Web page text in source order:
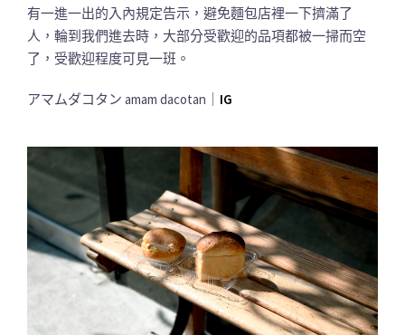
有一進一出的入內規定告示，避免麵包店裡一下擠滿了
人，輪到我們進去時，大部分受歡迎的品項都被一掃而空
了，受歡迎程度可見一班。
アマムダコタン amam dacotan｜ IG